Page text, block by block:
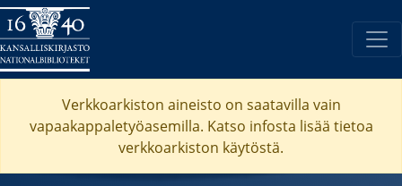
Verkkoarkiston aineisto on saatavilla vain
vapaakappaletyöasemilla. Katso infosta lisää tietoa
verkkoarkiston käytöstä.